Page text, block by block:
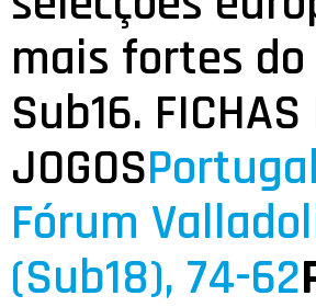
mais fortes do
Sub16. FICHAS
JOGOS
Fórum
(Sub18), 74-62